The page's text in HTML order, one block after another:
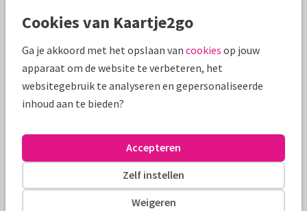
Productinformatie
Een uniek felicitatiekaartje voor een meisje dat haar eerste
Alle kaarten zijn helemaal naar wens aan te passen
Cookies van Kaartje2go
Ga je akkoord met het opslaan van cookies op jouw
apparaat om de website te verbeteren, het
websitegebruik te analyseren en gepersonaliseerde
inhoud aan te bieden?
Weigeren
Zelf instellen
Accepteren